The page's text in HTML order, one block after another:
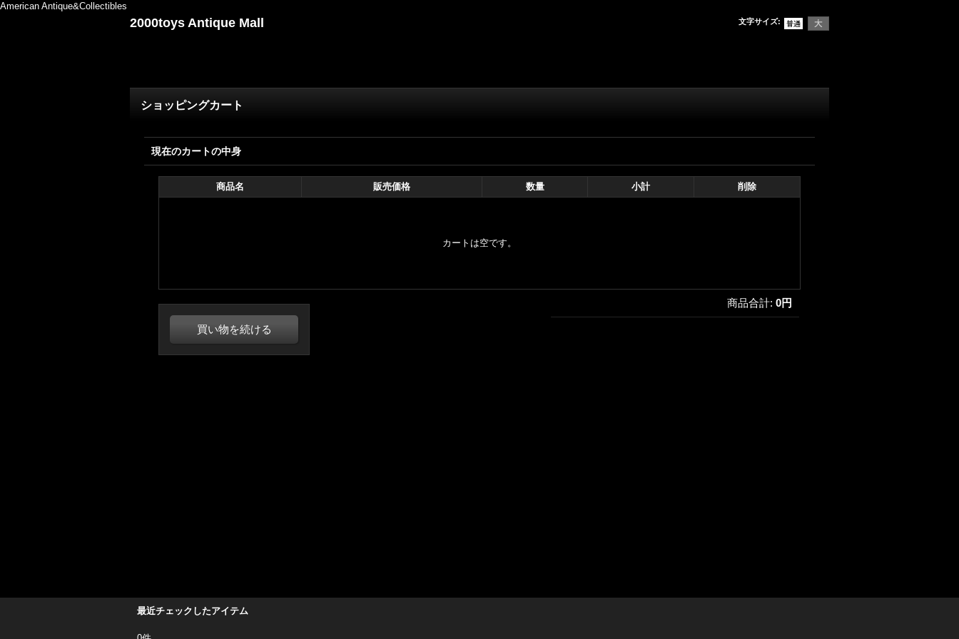
American Antique&Collectibles
2000toys Antique Mall 文字サイズ:
ショッピングカート
現在のカートの中身
商品名 販売価格 数量 小計 削除
カートは空です。
買い物を続ける
商品合計: 0円
最近チェックしたアイテム